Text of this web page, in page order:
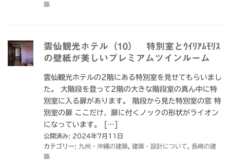
築
雲仙観光ホテル（10） 特別室とｳｲﾘｱﾑﾓﾘｽ
の壁紙が美しいプレミアムツインルーム
雲仙観光ホテルの2階にある特別室を見せてもらいまし
た。 大階段を登って2階の大きな階段室の真ん中に特
別室に入る扉があります。 階段から見た特別室の窓 特
別室の扉 ここだけ、扉に付くノックの形状がライオン
になっています。 […]
公開済み: 2024年7月11日
カテゴリー: 九州・沖縄の建築 建築・設計について
長崎の建
築